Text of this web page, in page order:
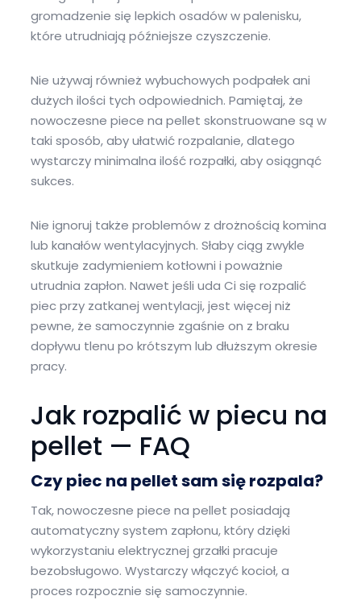
gromadzenie się lepkich osadów w palenisku,
które utrudniają późniejsze czyszczenie.
Nie używaj również wybuchowych podpałek ani
dużych ilości tych odpowiednich. Pamiętaj, że
nowoczesne piece na pellet skonstruowane są w
taki sposób, aby ułatwić rozpalanie, dlatego
wystarczy minimalna ilość rozpałki, aby osiągnąć
sukces.
Nie ignoruj także problemów z drożnością komina
lub kanałów wentylacyjnych. Słaby ciąg zwykle
skutkuje zadymieniem kotłowni i poważnie
utrudnia zapłon. Nawet jeśli uda Ci się rozpalić
piec przy zatkanej wentylacji, jest więcej niż
pewne, że samoczynnie zgaśnie on z braku
dopływu tlenu po krótszym lub dłuższym okresie
pracy.
Jak rozpalić w piecu na
pellet — FAQ
Czy piec na pellet sam się rozpala?
Tak, nowoczesne piece na pellet posiadają
automatyczny system zapłonu, który dzięki
wykorzystaniu elektrycznej grzałki pracuje
bezobsługowo. Wystarczy włączyć kocioł, a
proces rozpocznie się samoczynnie.